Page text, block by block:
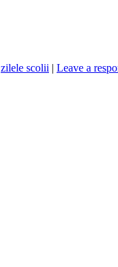
zilele scolii | Leave a